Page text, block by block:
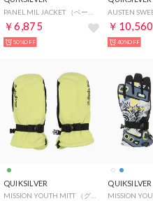
￥6,875
50%OFF
￥10,560
40%OFF
QUIKSILVER QUIKSILVER